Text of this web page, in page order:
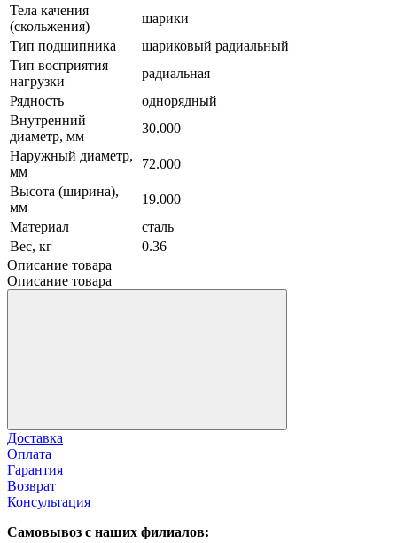
Тела качения
(скольжения)
шарики
Тип подшипника
шариковый радиальный
Тип восприятия
нагрузки
радиальная
Рядность
однорядный
Внутренний
диаметр, мм
30.000
Наружный диаметр,
мм
72.000
Высота (ширина),
мм
19.000
Материал
сталь
Вес, кг
0.36
Описание товара
Описание товара
Доставка
Оплата
Гарантия
Возврат
Консультация
Самовывоз с наших филиалов: